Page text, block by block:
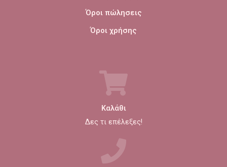
Όροι πώλησεις
Όροι χρήσης
Καλάθι
Δες τι επέλεξες!